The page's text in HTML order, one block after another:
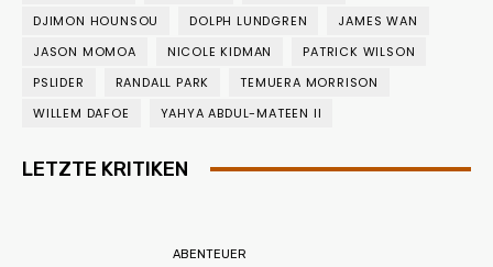
DJIMON HOUNSOU
DOLPH LUNDGREN
JAMES WAN
JASON MOMOA
NICOLE KIDMAN
PATRICK WILSON
PSLIDER
RANDALL PARK
TEMUERA MORRISON
WILLEM DAFOE
YAHYA ABDUL-MATEEN II
LETZTE KRITIKEN
ABENTEUER